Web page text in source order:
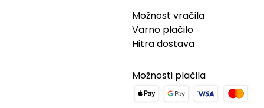
Možnost vračila
Varno plačilo
Hitra dostava
Možnosti plačila